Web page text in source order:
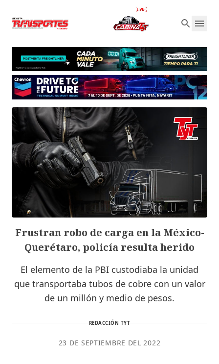
Frustran robo de carga en la México-
Querétaro, policía resulta herido
El elemento de la PBI custodiaba la unidad
que transportaba tubos de cobre con un valor
de un millón y medio de pesos.
REDACCIÓN TYT
23 DE SEPTIEMBRE DEL 2022